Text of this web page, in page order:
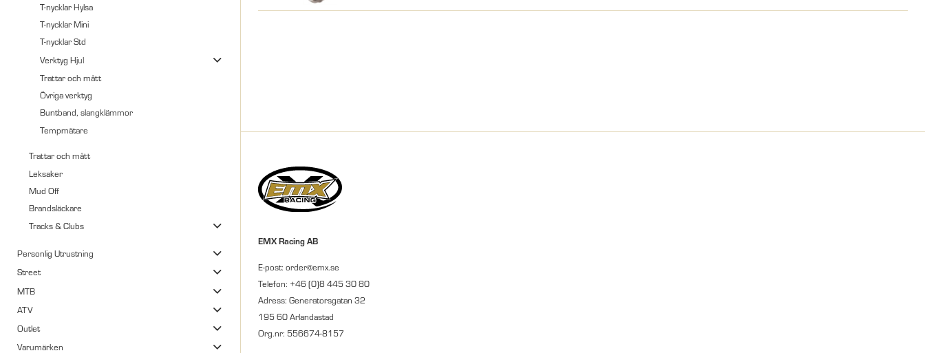
T-nycklar Hylsa
T-nycklar Mini
T-nycklar Std
Verktyg Hjul
Trattar och mått
Övriga verktyg
Buntband, slangklämmor
Tempmätare
Trattar och mått
Leksaker
Mud Off
Brandsläckare
Tracks & Clubs
Personlig Utrustning
Street
MTB
ATV
Outlet
Varumärken
EMX Racing AB
E-post: order@emx.se
Telefon: +46 (0)8 445 30 80
Adress: Generatorsgatan 32
195 60 Arlandastad
Org.nr: 556674-8157